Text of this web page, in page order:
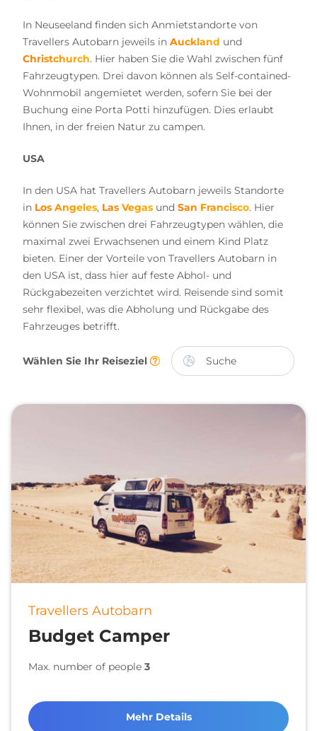
In Neuseeland finden sich Anmietstandorte von
Travellers Autobarn jeweils in Auckland und
Christchurch. Hier haben Sie die Wahl zwischen fünf
Fahrzeugtypen. Drei davon können als Self-contained-
Wohnmobil angemietet werden, sofern Sie bei der
Buchung eine Porta Potti hinzufügen. Dies erlaubt
Ihnen, in der freien Natur zu campen.
USA
In den USA hat Travellers Autobarn jeweils Standorte
in Los Angeles, Las Vegas und San Francisco. Hier
können Sie zwischen drei Fahrzeugtypen wählen, die
maximal zwei Erwachsenen und einem Kind Platz
bieten. Einer der Vorteile von Travellers Autobarn in
den USA ist, dass hier auf feste Abhol- und
Rückgabezeiten verzichtet wird. Reisende sind somit
sehr flexibel, was die Abholung und Rückgabe des
Fahrzeuges betrifft.
Wählen Sie Ihr Reiseziel
Travellers Autobarn
Budget Camper
Max. number of people 3
Mehr Details